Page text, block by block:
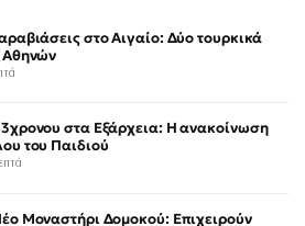
στο Αιγαίο: Δύο τουρκικά
Αθηνών
στα Εξάρχεια: Η ανακοίνωση
του Παιδιού
Μοναστήρι Δομοκού: Επιχειρούν